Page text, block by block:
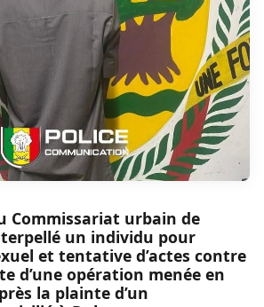
Commissariat urbain de
un individu pour
et tentative d’actes contre
d’une opération menée en
la plainte d’un